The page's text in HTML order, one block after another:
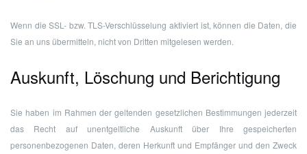
Wenn die SSL- bzw. TLS-Verschlüsselung aktiviert ist, können die Daten, die
Sie an uns übermitteln, nicht von Dritten mitgelesen werden.
Auskunft, Löschung und Berichtigung
Sie haben im Rahmen der geltenden gesetzlichen Bestimmungen jederzeit
das Recht auf unentgeltliche Auskunft über Ihre gespeicherten
personenbezogenen Daten, deren Herkunft und Empfänger und den Zweck